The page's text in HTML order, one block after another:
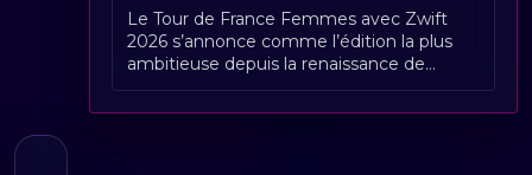
Le Tour de France Femmes avec Zwift
2026 s’annonce comme l’édition la plus
ambitieuse depuis la renaissance de
l’épreuve. Organisée du 1er au 9 août
2026, [...]